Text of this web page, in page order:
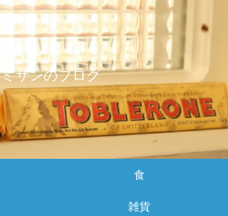
ミサンのブログ
食
雑貨